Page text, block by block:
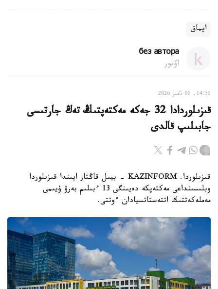
ايماق
без автора
اۆتور
14:56, 06 تامىز 2026
قىزىلوردادا 32 جەكە مەكتەپتىڭ تەڭ جارتىسى
جابىلىپ قالدى
قىزىلوردا. KAZINFORM - بيىل قاڭتار ايىندا قىزىلوردا
وبلىسىنداعى مەكتەپكە دەيىنگى 13 ءبىلىم بەرۋ ۇيىمى
مەملەكەتتىك اتتەستاتسيادان ءوتتى.